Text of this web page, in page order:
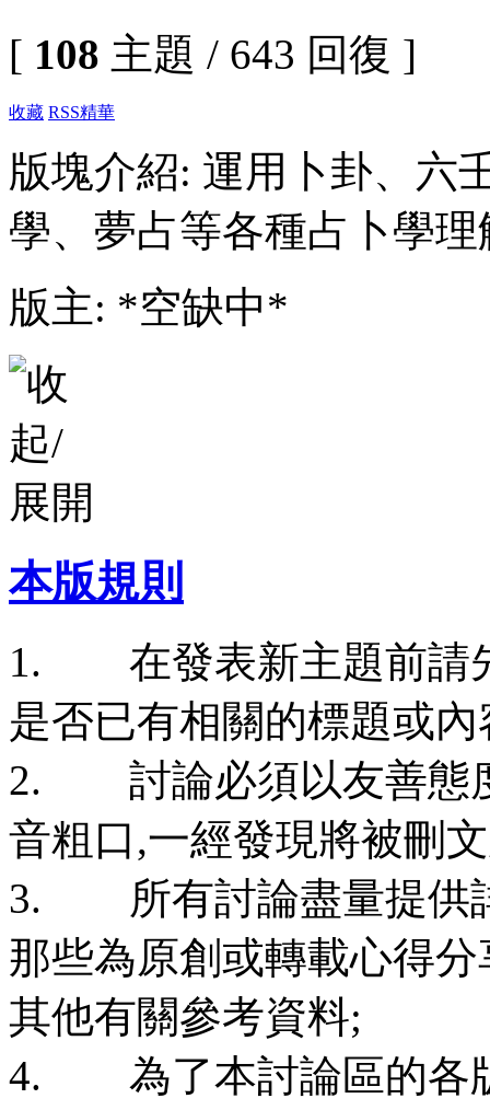
[ 108 主題 / 643 回復 ]
收藏 RSS精華
版塊介紹: 運用卜卦、六
學、夢占等各種占卜學
版主: *空缺中*
本版規則
1. 在發表新主題前請
是否已有相關的標題或內
2. 討論必須以友善態
音粗口,一經發現將被刪
3. 所有討論盡量提供
那些為原創或轉載心得
其他有關參考資料;
4. 為了本討論區的各